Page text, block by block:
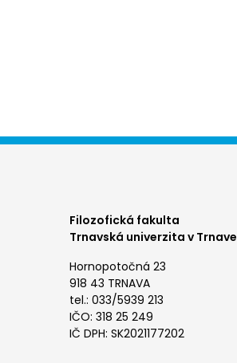
Filozofická fakulta
Trnavská univerzita v Trnave
Hornopotočná 23
918 43 TRNAVA
tel.: 033/5939 213
IČO: 318 25 249
IČ DPH: SK2021177202